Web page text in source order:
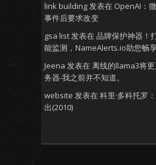
link building发表在 OpenAI：
事件后要求改变
gsa list发表在 品牌保护神器！
能监测，NameAlerts.io助您畅
Jeena 发表在 离线的llama3将
务器-我之前并不知道。
website 发表在 科里·多科托罗
出(2010)